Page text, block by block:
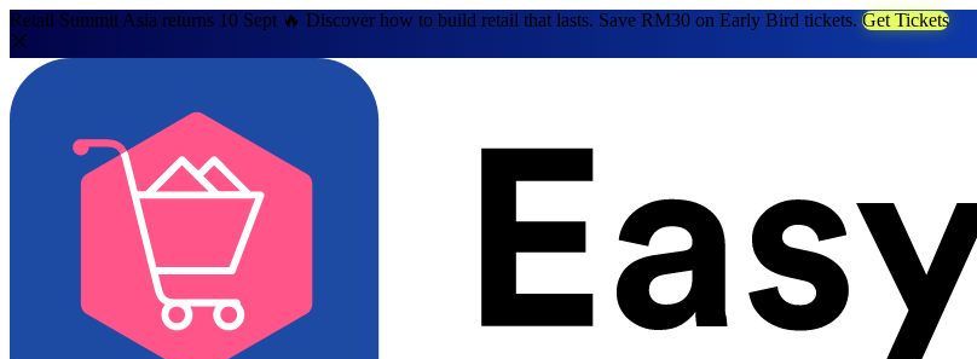
Retail Summit Asia returns 10 Sept 🔥 Discover how to build retail that lasts. Save RM30 on Early Bird tickets. Get Tickets